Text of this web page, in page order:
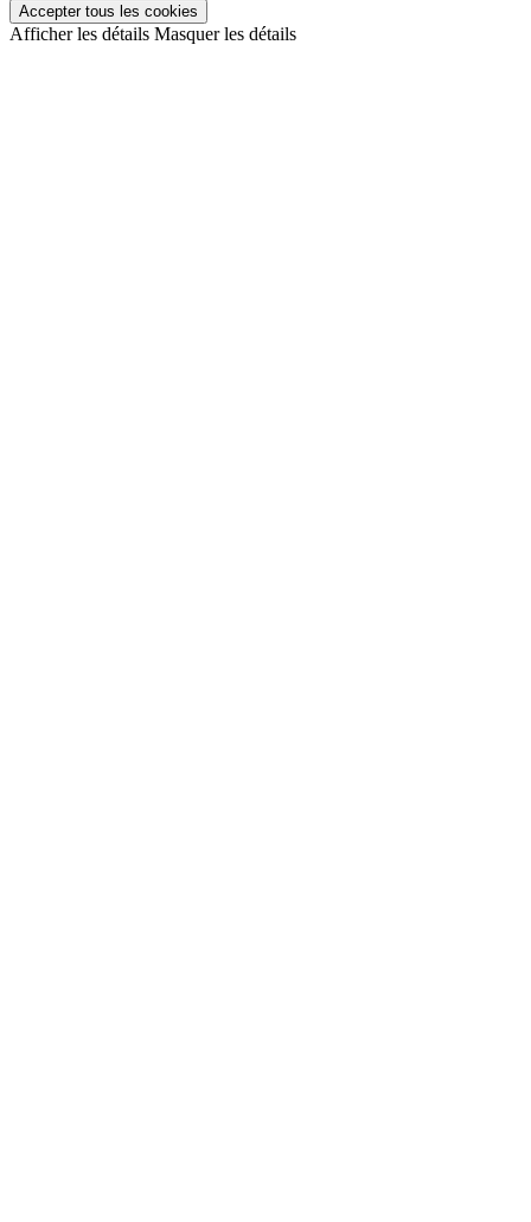
Accepter tous les cookies
Afficher les détails Masquer les détails